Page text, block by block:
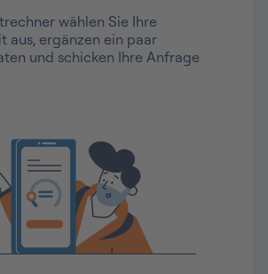
wählen Sie Ihre
aus, ergänzen ein paar
und schicken Ihre Anfrage